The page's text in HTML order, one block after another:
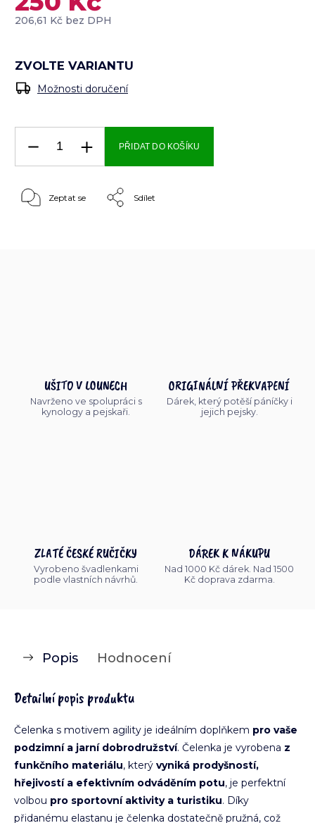
206,61 Kč bez DPH
ZVOLTE VARIANTU
Možnosti doručení
PŘIDAT DO KOŠÍKU
Zeptat se Sdílet
UŠITO V LOUNECH
Navrženo ve spolupráci s
kynology a pejskaři.
ORIGINÁLNÍ PŘEKVAPENÍ
Dárek, který potěší páníčky i
jejich pejsky.
ZLATÉ ČESKÉ RUČIČKY
Vyrobeno švadlenkami
podle vlastních návrhů.
DÁREK K NÁKUPU
Nad 1000 Kč dárek. Nad 1500
Kč doprava zdarma.
Popis Hodnocení
Detailní popis produktu
Čelenka s motivem agility je ideálním doplňkem pro vaše
podzimní a jarní dobrodružství. Čelenka je vyrobena z
funkčního materiálu, který vyniká prodyšností,
hřejivostí a efektivním odváděním potu, je perfektní
volbou pro sportovní aktivity a turistiku. Díky
přidanému elastanu je čelenka dostatečně pružná, což